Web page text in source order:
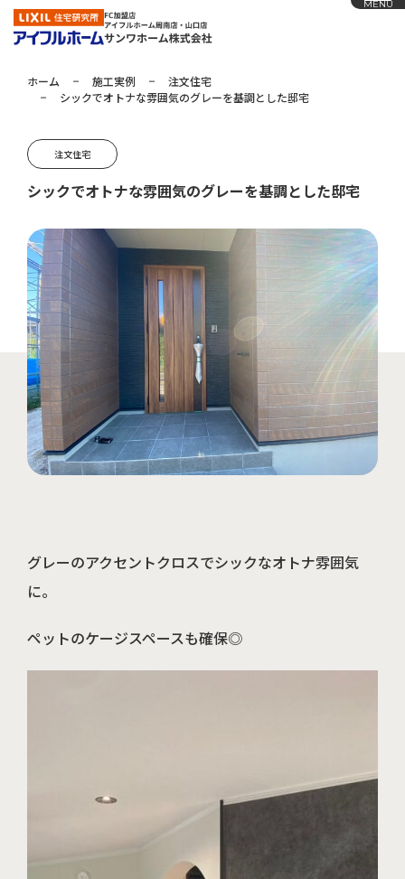
ホーム
アイフルホームの家づくり
施工実例
お知らせ
会社概要
展示場
採用情報
山口店の見学予約はこちら
資料請求はこちら
MENU
ホーム 施工実例
注文住宅
シックでオトナな雰囲気のグレーを基調とした邸宅
注文住宅
シックでオトナな雰囲気のグレーを基調とした邸宅
グレーのアクセントクロスでシックなオトナ雰囲気
に。
ペットのケージスペースも確保◎